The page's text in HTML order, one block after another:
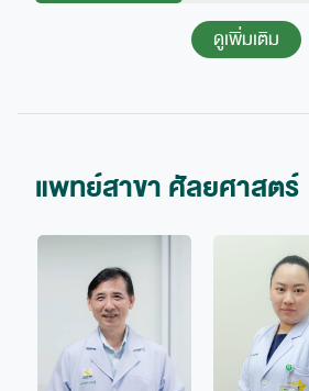
ดูเพิ่มเติม
แพทย์สาขา ศัลยศาสตร์